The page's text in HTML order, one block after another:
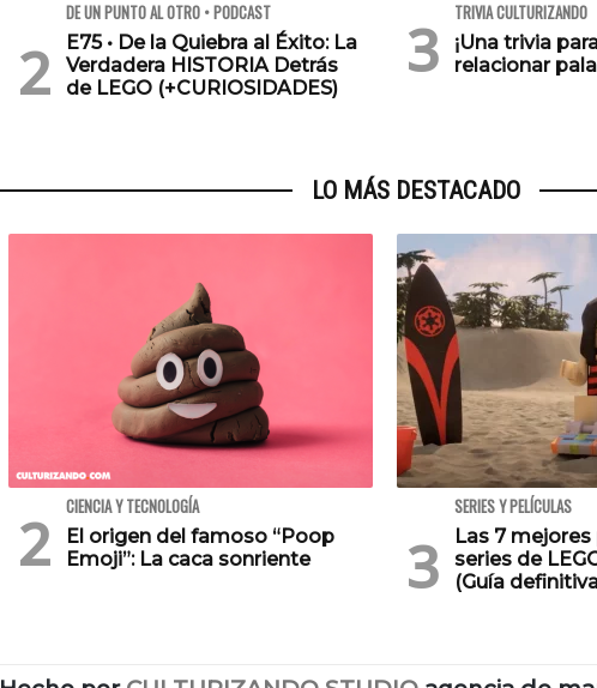
DE UN PUNTO AL OTRO • PODCAST
E75 • De la Quiebra al Éxito: La
Verdadera HISTORIA Detrás
de LEGO (+CURIOSIDADES)
TRIVIA CULTURIZANDO
¡Una trivia
relacionar
LO MÁS DESTACADO
CIENCIA Y TECNOLOGÍA
El origen del famoso “Poop
Emoji”: La caca sonriente
SERIES Y PELÍCULAS
Las 7
series de
(Guía